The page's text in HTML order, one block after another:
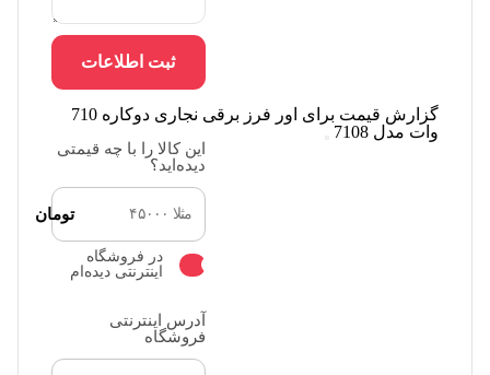
ثبت اطلاعات
گزارش قیمت برای اور فرز برقی نجاری دوکاره 710
وات مدل 7108
این کالا را با چه قیمتی
دیده‌اید؟
تومان
در فروشگاه
اینترنتی دیده‌ام
آدرس اینترنتی
فروشگاه